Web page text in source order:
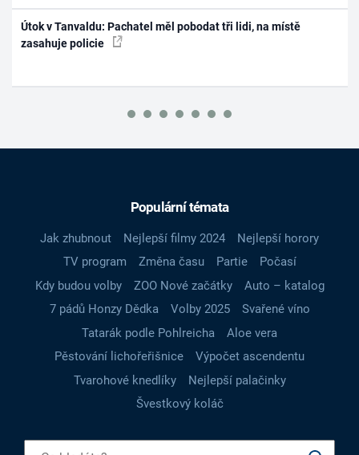
Útok v Tanvaldu: Pachatel měl pobodat tři lidi, na místě
zasahuje policie
Populární témata
Jak zhubnout Nejlepší filmy 2024
Nejlepší horory
TV program
Změna času Partie
Počasí
Kdy budou volby
ZOO Nové začátky
Auto – katalog
7 pádů Honzy Dědka
Volby 2025
Svařené víno
Tatarák podle Pohlreicha
Aloe vera
Pěstování lichořeřišnice
Výpočet ascendentu
Tvarohové knedlíky
Nejlepší palačinky
Švestkový koláč